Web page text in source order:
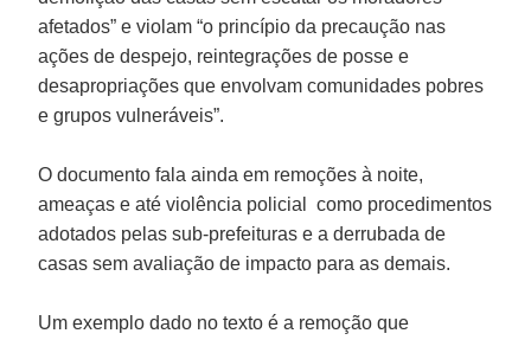
afetados” e violam “o princípio da precaução nas
ações de despejo, reintegrações de posse e
desapropriações que envolvam comunidades pobres
e grupos vulneráveis”.
O documento fala ainda em remoções à noite,
ameaças e até violência policial como procedimentos
adotados pelas sub-prefeituras e a derrubada de
casas sem avaliação de impacto para as demais.
Um exemplo dado no texto é a remoção que